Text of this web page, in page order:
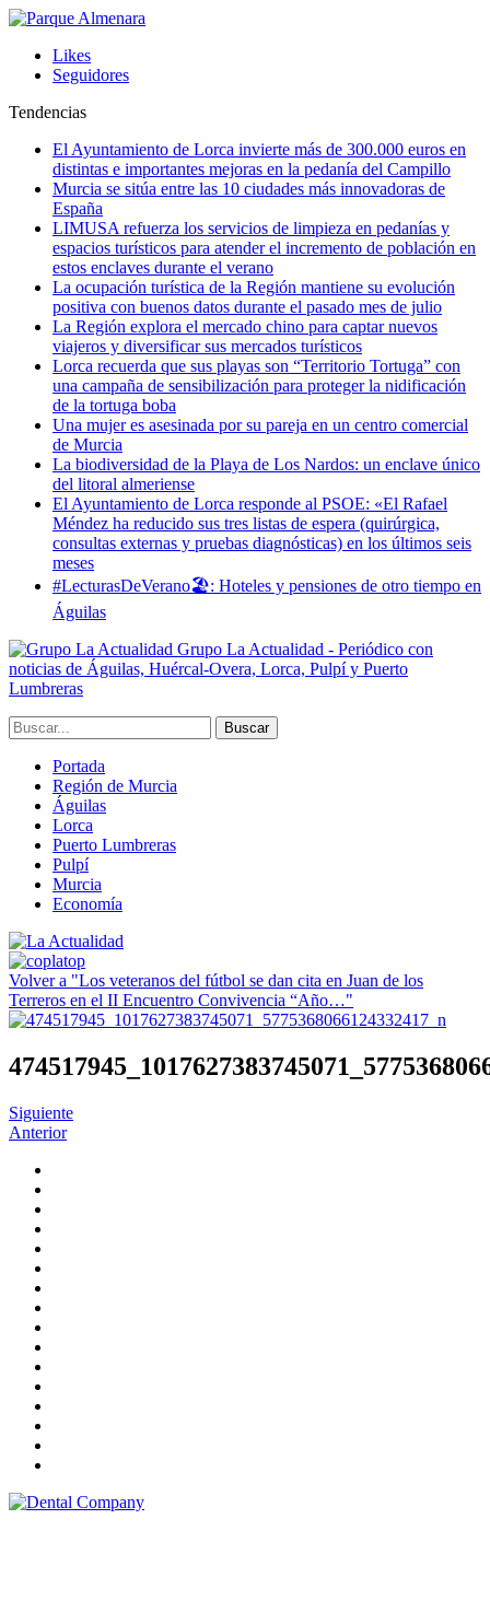
Likes
Seguidores
Tendencias
El Ayuntamiento de Lorca invierte más de 300.000 euros en
distintas e importantes mejoras en la pedanía del Campillo
Murcia se sitúa entre las 10 ciudades más innovadoras de
España
LIMUSA refuerza los servicios de limpieza en pedanías y
espacios turísticos para atender el incremento de población en
estos enclaves durante el verano
La ocupación turística de la Región mantiene su evolución
positiva con buenos datos durante el pasado mes de julio
La Región explora el mercado chino para captar nuevos
viajeros y diversificar sus mercados turísticos
Lorca recuerda que sus playas son “Territorio Tortuga” con
una campaña de sensibilización para proteger la nidificación
de la tortuga boba
Una mujer es asesinada por su pareja en un centro comercial
de Murcia
La biodiversidad de la Playa de Los Nardos: un enclave único
del litoral almeriense
El Ayuntamiento de Lorca responde al PSOE: «El Rafael
Méndez ha reducido sus tres listas de espera (quirúrgica,
consultas externas y pruebas diagnósticas) en los últimos seis
meses
#LecturasDeVerano🏖: Hoteles y pensiones de otro tiempo en
Águilas
Grupo La Actualidad - Periódico con
noticias de Águilas, Huércal-Overa, Lorca, Pulpí y Puerto
Lumbreras
Portada
Región de Murcia
Águilas
Lorca
Puerto Lumbreras
Pulpí
Murcia
Economía
Volver a "Los veteranos del fútbol se dan cita en Juan de los
Terreros en el II Encuentro Convivencia “Año…"
Siguiente
Anterior